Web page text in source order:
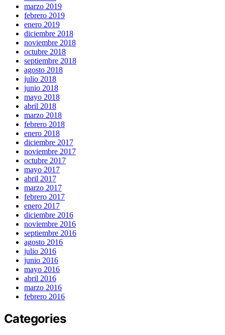
marzo 2019
febrero 2019
enero 2019
diciembre 2018
noviembre 2018
octubre 2018
septiembre 2018
agosto 2018
julio 2018
junio 2018
mayo 2018
abril 2018
marzo 2018
febrero 2018
enero 2018
diciembre 2017
noviembre 2017
octubre 2017
mayo 2017
abril 2017
marzo 2017
febrero 2017
enero 2017
diciembre 2016
noviembre 2016
septiembre 2016
agosto 2016
julio 2016
junio 2016
mayo 2016
abril 2016
marzo 2016
febrero 2016
Categories